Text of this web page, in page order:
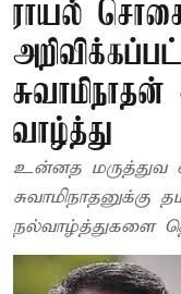
ராயல்
வாழ்த்து
உன்னத மருத்துவ
சுவாமிநாதனுக்கு
நல்வாழ்த்துகளை